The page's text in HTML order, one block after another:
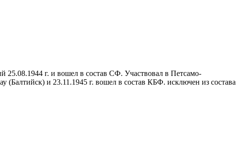
25.08.1944 г. и вошел в состав СФ. Участвовал в Петсамо-
(Балтийск) и 23.11.1945 г. вошел в состав КБФ. исключен из состава